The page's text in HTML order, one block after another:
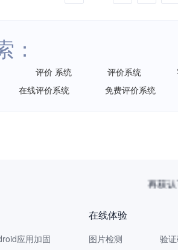
：
评价 系统 评价系统
在线评价系统 免费评价系统
再获
应用加固
在线体验
图片检测
验